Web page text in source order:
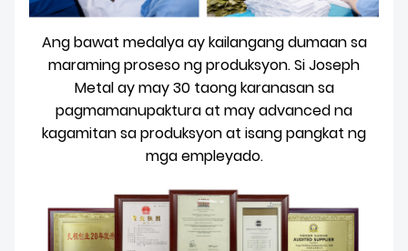
Ang bawat medalya ay kailangang dumaan sa
maraming proseso ng produksyon. Si Joseph
Metal ay may 30 taong karanasan sa
pagmamanupaktura at may advanced na
kagamitan sa produksyon at isang pangkat ng
mga empleyado.